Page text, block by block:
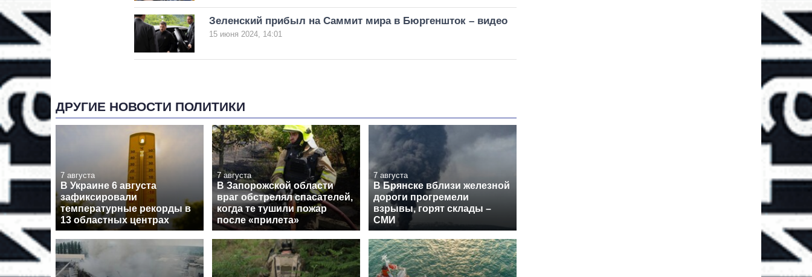
Зеленский прибыл на Саммит мира в Бюргеншток – видео
15 июня 2024, 14:01
ДРУГИЕ НОВОСТИ ПОЛИТИКИ
7 августа
В Украине 6 августа
зафиксировали
температурные рекорды в
13 областных центрах
7 августа
В Запорожской области
враг обстрелял спасателей,
когда те тушили пожар
после «прилета»
7 августа
В Брянске вблизи железной
дороги прогремели
взрывы, горят склады –
СМИ